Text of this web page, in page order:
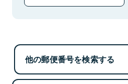
他の郵便番号を検索する